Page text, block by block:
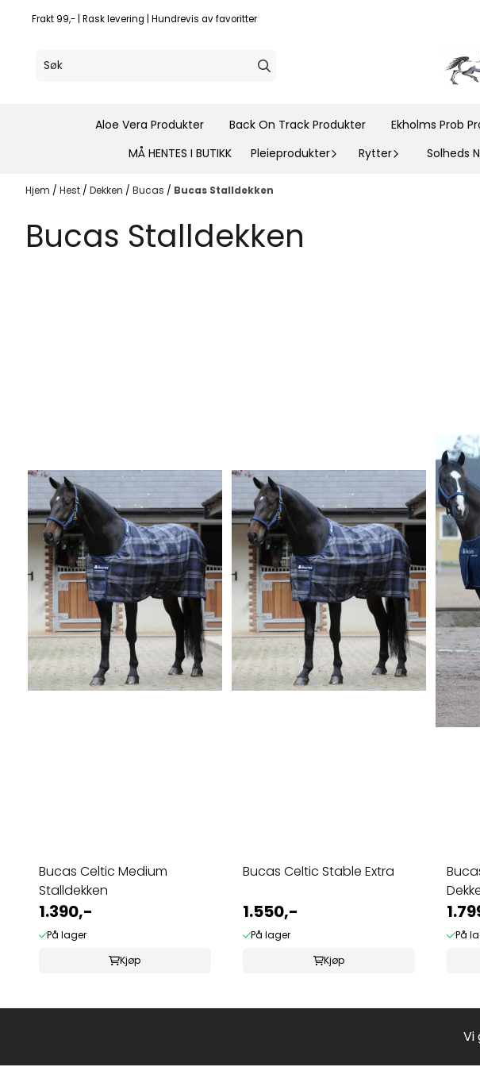
Hopp til innhold
Frakt 99,- | Rask levering | Hundrevis av favoritter
Aloe Vera Produkter Back On Track Produkter Ekholms Prob
MÅ HENTES I BUTIKK
Pleieprodukter Rytter Solheds
Hjem / Hest / Dekken / Bucas / Bucas Stalldekken
Bucas Stalldekken
Bucas Celtic Medium
Stalldekken
1.390,-
På lager
Kjøp
Bucas Celtic Stable Extra
1.550,-
På lager
Kjøp
På
Vi